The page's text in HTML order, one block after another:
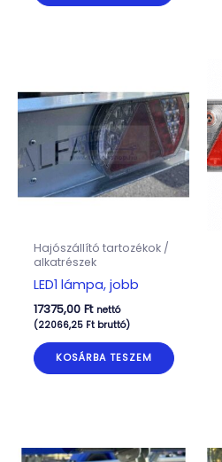
Hajószállító tartozékok /
alkatrészek
LED1 lámpa, jobb
17375,00 Ft nettó
(22066,25 Ftbruttó)
KOSÁRBA TESZEM